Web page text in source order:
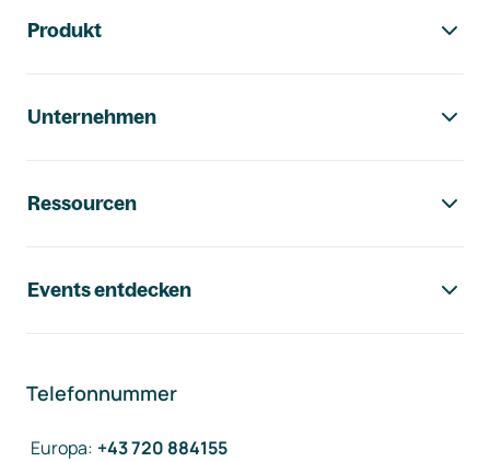
Produkt
Unternehmen
Ressourcen
Events entdecken
Telefonnummer
Europa: +43 720 884155